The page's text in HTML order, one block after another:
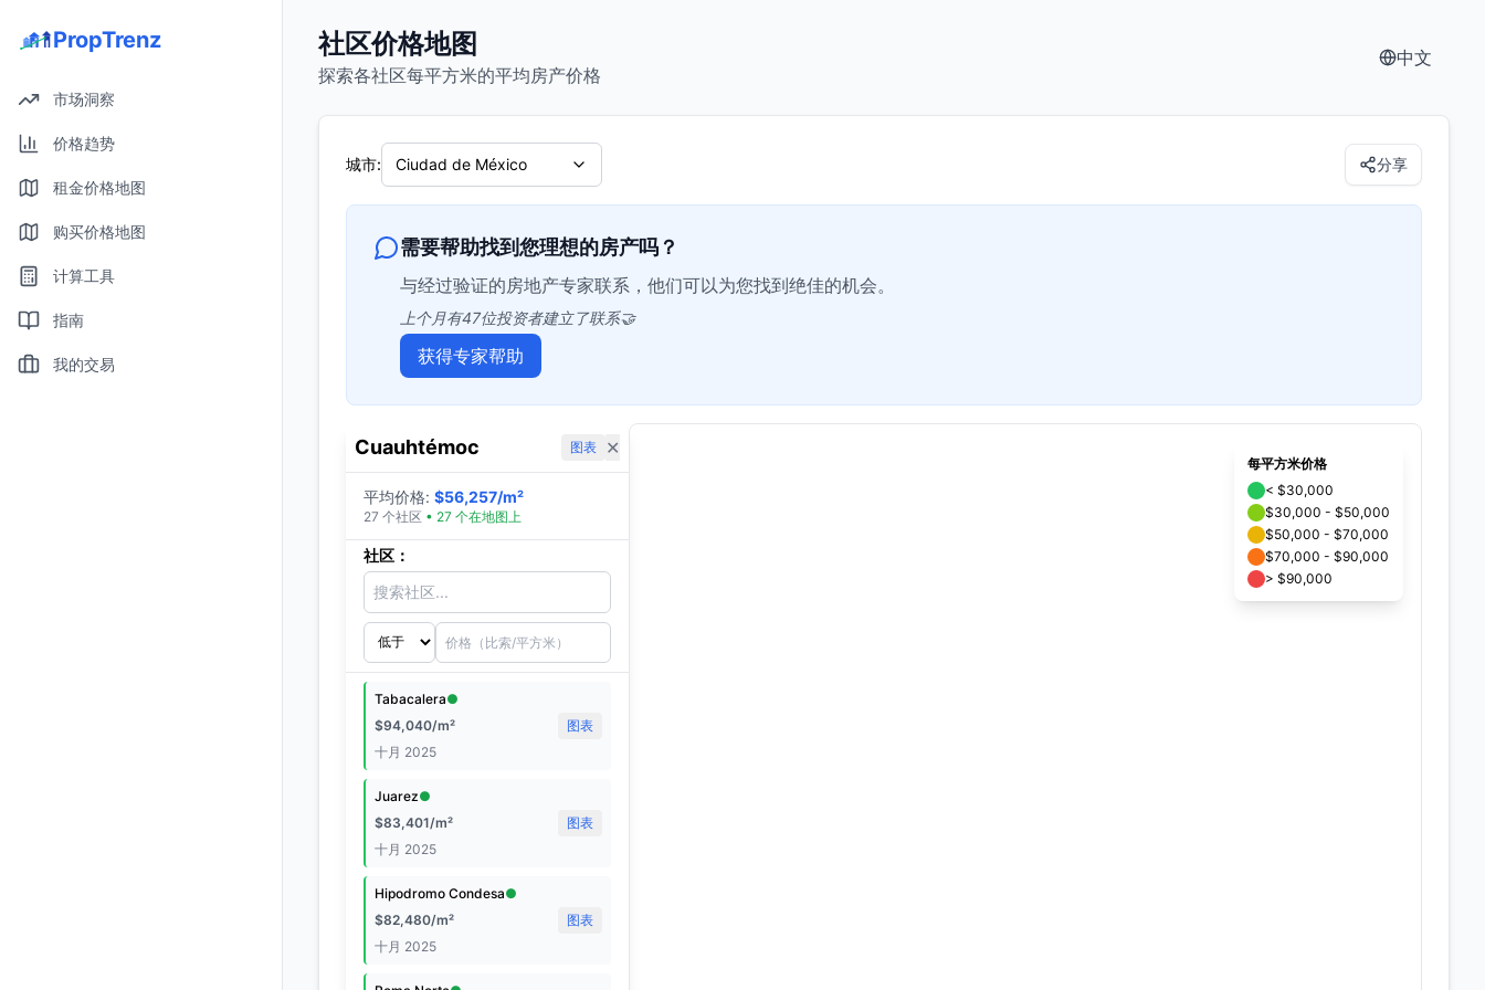
PropTrenz
市场洞察
价格趋势
租金价格地图
购买价格地图
计算工具
指南
我的交易
社区价格地图
探索各社区每平方米的平均房产价格
中文
城市: Ciudad de México 分享
需要帮助找到您理想的房产吗？
与经过验证的房地产专家联系，他们可以为您找到绝佳的机会。
上个月有47位投资者建立了联系🤝
获得专家帮助
Cuauhtémoc 图表 ✕
平均价格: $56,257/m²
27 个社区 • 27 个在地图上
社区：
Tabacalera●
$94,040/m²
图表
十月 2025
Juarez●
$83,401/m²
图表
十月 2025
Hipodromo Condesa●
$82,480/m²
图表
十月 2025
每平方米价格
< $30,000
$30,000 - $50,000
$50,000 - $70,000
$70,000 - $90,000
> $90,000